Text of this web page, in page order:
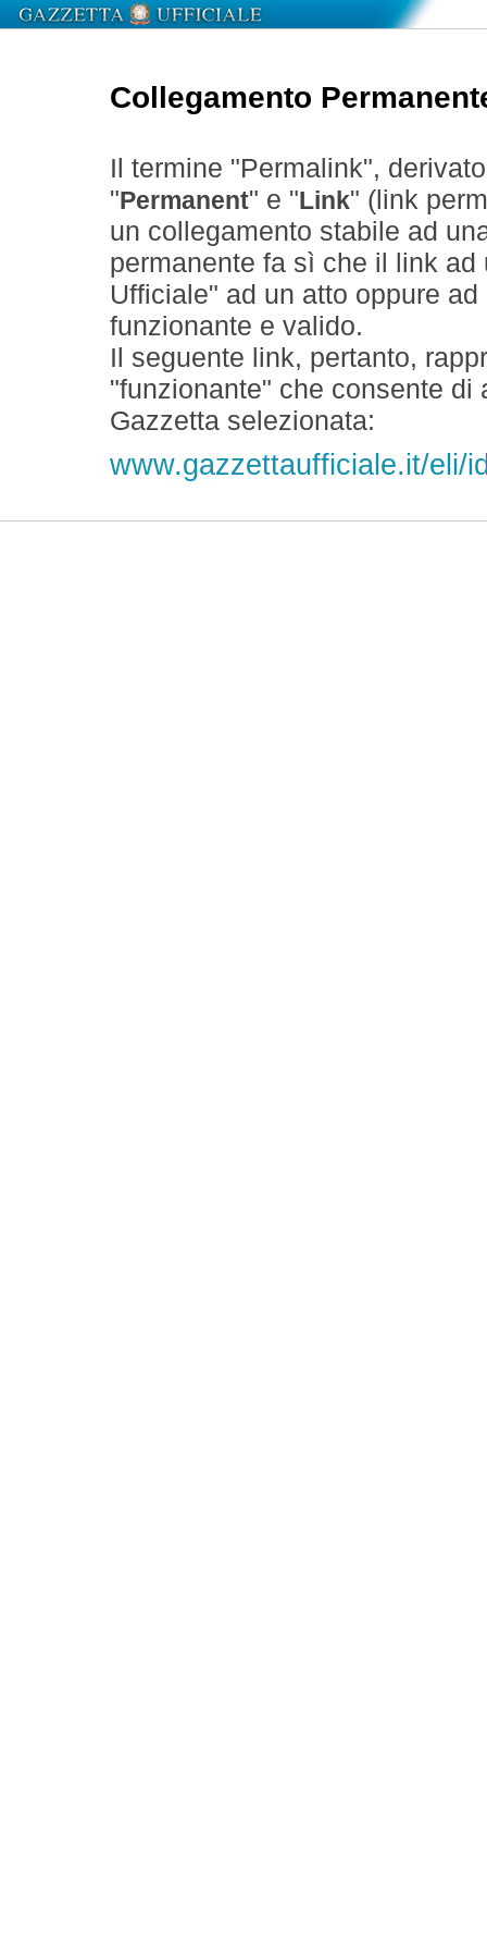
Collegamento
Il termine "Permalink",
" Permanent" e " Link" (link
un collegamento stabile ad
permanente fa sì che il link
Ufficiale" ad un atto oppure
funzionante e valido.
Il seguente link, pertanto,
"funzionante" che consente
Gazzetta selezionata:
www.gazzettaufficiale.it/eli/